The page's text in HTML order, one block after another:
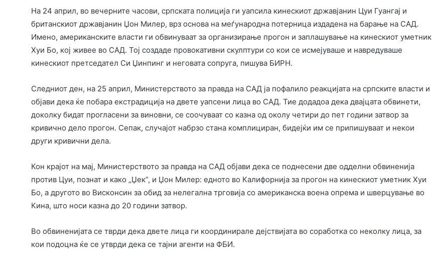
На 24 април, во вечерните часови, српската полиција ги уапсила кинескиот државјанин Цуи Гуангај и
британскиот државјанин Џон Милер, врз основа на меѓународна потерница издадена на барање на САД.
Имено, американските власти ги обвинуваат за организирање прогон и заплашување на кинескиот уметник
Хуи Бо, кој живее во САД. Тој создаде провокативни скулптури со кои се исмејуваше и навредуваше
кинескиот претседател Си Џинпинг и неговата сопруга, пишува БИРН.
Следниот ден, на 25 април, Министерството за правда на САД ја пофалило реакцијата на српските власти и
објави дека ќе побара екстрадиција на двете уапсени лица во САД. Тие додадоа дека двајцата обвинети,
доколку бидат прогласени за виновни, се соочуваат со казна од околу четири до пет години затвор за
кривично дело прогон. Сепак, случајот набрзо стана комплициран, бидејќи им се припишуваат и некои
други кривични дела.
Кон крајот на мај, Министерството за правда на САД објави дека се поднесени две одделни обвиненија
против Цуи, познат и како „Џек“, и Џон Милер: едното во Калифорнија за прогон на кинескиот уметник Хуи
Бо, а другото во Висконсин за обид за нелегална трговија со американска воена опрема и шверцување во
Кина, што носи казна до 20 години затвор.
Во обвиненијата се тврди дека двете лица ги координирале дејствијата во соработка со неколку лица, за
кои подоцна ќе се утврди дека се тајни агенти на ФБИ.